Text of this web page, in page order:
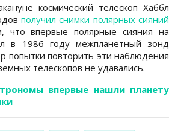
космический телескоп Хаббл
получил снимки полярных сияний
что впервые полярные сияния на
в 1986 году межпланетный зонд
попытки повторить эти наблюдения
телескопов не удавались.
впервые нашли планету